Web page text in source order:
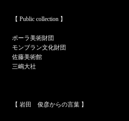
【 Public collection 】
ポーラ美術財団
モンブラン文化財団
佐藤美術館
三嶋大社
【 岩田 俊彦からの言葉 】